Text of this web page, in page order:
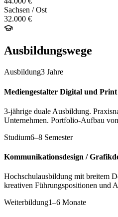
Sachsen / Ost
32.000 €
Ausbildungswege
Ausbildung3 Jahre
Mediengestalter Digital und Print
3-jährige duale Ausbildung.
Unternehmen. Portfolio-Aufbau
Studium6–8 Semester
Kommunikationsdesign /
Hochschulausbildung mit breitem
kreativen Führungspositionen und
Weiterbildung1–6 Monate